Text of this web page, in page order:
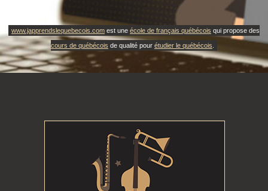
www.japprendslequebecois.com est une école de français québécois qui propose des
cours de québécois de qualité pour étudier le québécois